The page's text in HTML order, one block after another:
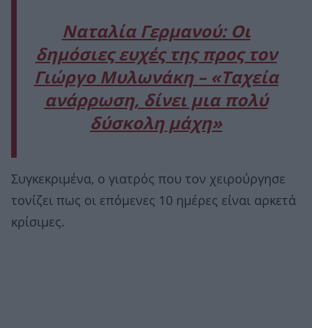
Ναταλία Γερμανού: Οι
δημόσιες ευχές της προς τον
Γιώργο Μυλωνάκη – «Ταχεία
ανάρρωση, δίνει μια πολύ
δύσκολη μάχη»
Συγκεκριμένα, ο γιατρός που τον χειρούργησε
τονίζει πως οι επόμενες 10 ημέρες είναι αρκετά
κρίσιμες.